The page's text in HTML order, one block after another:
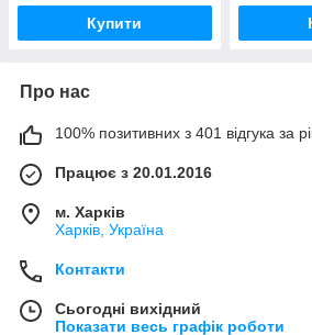
Купити
Про нас
100% позитивних з 401 відгука за
Працює з 20.01.2016
м. Харків
Харків, Україна
Контакти
Сьогодні вихідний
Показати весь графік роботи